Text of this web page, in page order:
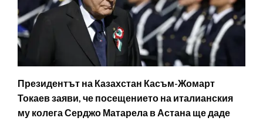
Президентът на Казахстан Касъм-Жомарт
Токаев заяви, че посещението на италианския
му колега Серджо Матарела в Астана ще даде